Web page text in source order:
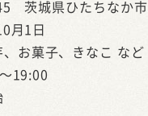
城県ひたちなか市
1日
菓子、きなこ など
19:00